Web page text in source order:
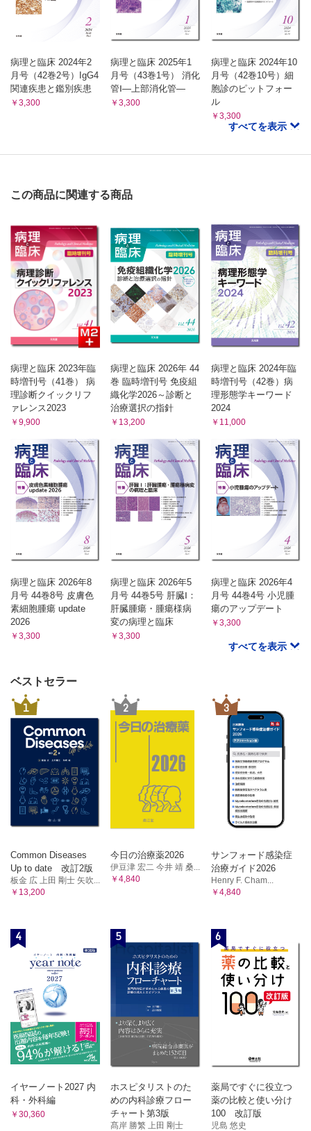
病理と臨床 2024年2
月号（42巻2号）IgG4
関連疾患と鑑別疾患
￥3,300
病理と臨床 2025年1
月号（43巻1号） 消化
管Ⅰ―上部消化管―
￥3,300
病理と臨床 2024年10
月号（42巻10号）細
胞診のピットフォー
ル
￥3,300
すべてを表示
この商品に関連する商品
病理と臨床 2023年臨
時増刊号（41巻） 病
理診断クイックリフ
ァレンス2023
￥9,900
病理と臨床 2026年 44
巻 臨時増刊号 免疫組
織化学2026～診断と
治療選択の指針
￥13,200
病理と臨床 2024年臨
時増刊号（42巻）病
理形態学キーワード
2024
￥11,000
病理と臨床 2026年8
月号 44巻8号 皮膚色
素細胞腫瘍 update
2026
￥3,300
病理と臨床 2026年5
月号 44巻5号 肝臓Ⅰ：
肝臓腫瘍・腫瘍様病
変の病理と臨床
￥3,300
病理と臨床 2026年4
月号 44巻4号 小児腫
瘍のアップデート
￥3,300
すべてを表示
ベストセラー
1
Common Diseases
Up to date 改訂2版
板金 広 上田 剛士 矢吹...
￥13,200
2
今日の治療薬2026
伊豆津 宏二 今井 靖 桑...
￥4,840
3
サンフォード感染症
治療ガイド2026
Henry F. Cham...
￥4,840
4
イヤーノート2027 内
科・外科編
￥30,360
5
ホスピタリストのた
めの内科診療フロー
チャート第3版
髙岸 勝繁 上田 剛士
6
薬局ですぐに役立つ
薬の比較と使い分け
100 改訂版
児島 悠史